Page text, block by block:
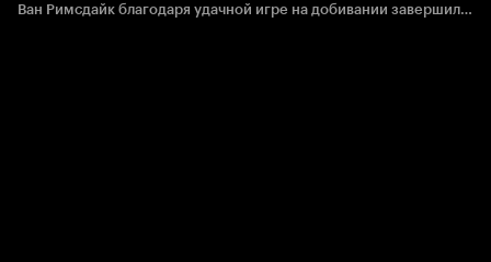
Ван Римсдайк благодаря удачной игре на добивании завершил выход два в одного.